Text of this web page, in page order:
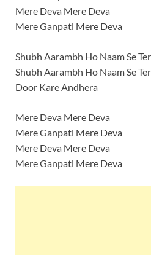
Mere Deva Mere Deva
Mere Ganpati Mere Deva
Shubh Aarambh Ho Naam Se
Shubh Aarambh Ho Naam Se
Door Kare Andhera
Mere Deva Mere Deva
Mere Ganpati Mere Deva
Mere Deva Mere Deva
Mere Ganpati Mere Deva